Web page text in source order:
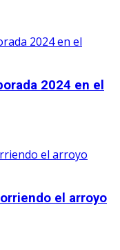
2024 en el
el arroyo